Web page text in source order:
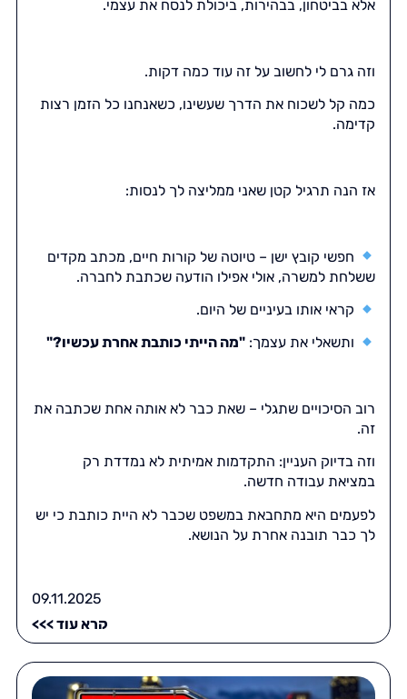
אלא בביטחון, בבהירות, ביכולת לנסח את עצמי.
וזה גרם לי לחשוב על זה עוד כמה דקות.
כמה קל לשכוח את הדרך שעשינו, כשאנחנו כל הזמן רצות
קדימה.
אז הנה תרגיל קטן שאני ממליצה לך לנסות:
חפשי קובץ ישן – טיוטה של קורות חיים, מכתב מקדים
ששלחת למשרה, אולי אפילו הודעה שכתבת לחברה.
קראי אותו בעיניים של היום.
ותשאלי את עצמך: "מה הייתי כותבת אחרת עכשיו?"
רוב הסיכויים שתגלי – שאת כבר לא אותה אחת שכתבה את
זה.
וזה בדיוק העניין: התקדמות אמיתית לא נמדדת רק
במציאת עבודה חדשה.
לפעמים היא מתחבאת במשפט שכבר לא היית כותבת כי יש
לך כבר תובנה אחרת על הנושא.
09.11.2025
קרא עוד >>>